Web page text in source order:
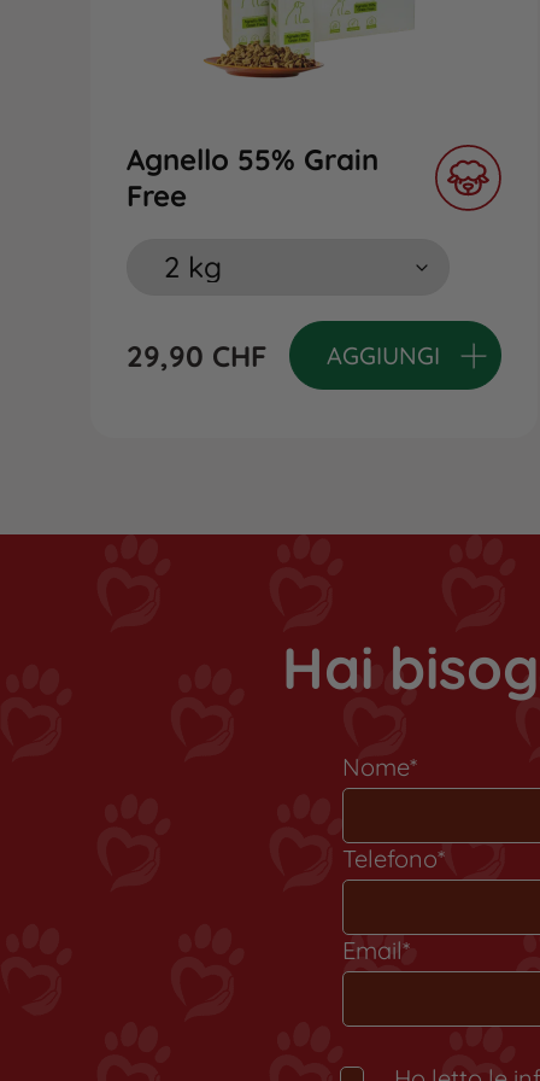
Agnello 55% Grain
Free
29,90 CHF AGGIUNGI
Hai
Nome*
Telefono*
Email*